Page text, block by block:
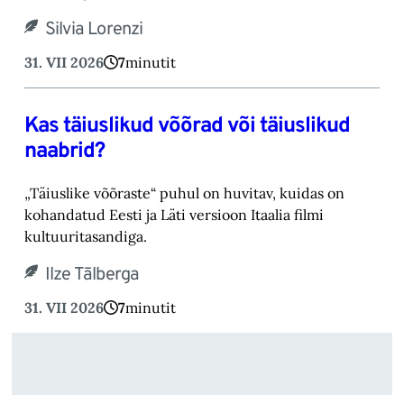
Silvia Lorenzi
31. VII 2026 7minutit
Kas täiuslikud võõrad või täiuslikud
naabrid?
„Täiuslike võõraste“ puhul on huvitav, kuidas on
kohandatud Eesti ja Läti versioon Itaalia filmi
kultuuritasandiga.
Ilze Tālberga
31. VII 2026 7minutit